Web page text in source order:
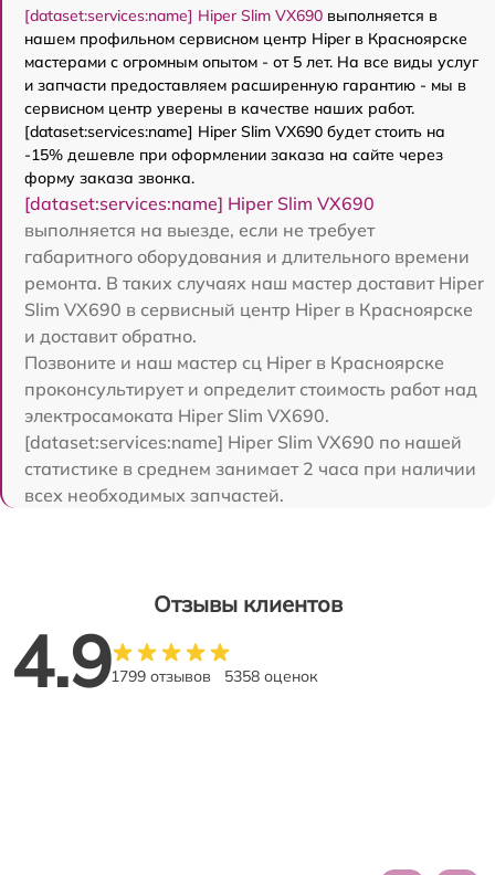
[dataset:services:name] Hiper Slim VX690 выполняется в
нашем профильном сервисном центр Hiper в Красноярске
мастерами с огромным опытом - от 5 лет. На все виды услуг
и запчасти предоставляем расширенную гарантию - мы в
сервисном центр уверены в качестве наших работ.
[dataset:services:name] Hiper Slim VX690 будет стоить на
-15% дешевле при оформлении заказа на сайте через
форму заказа звонка.
[dataset:services:name] Hiper Slim VX690
выполняется на выезде, если не требует
габаритного оборудования и длительного времени
ремонта. В таких случаях наш мастер доставит Hiper
Slim VX690 в сервисный центр Hiper в Красноярске
и доставит обратно.
Позвоните и наш мастер сц Hiper в Красноярске
проконсультирует и определит стоимость работ над
электросамоката Hiper Slim VX690.
[dataset:services:name] Hiper Slim VX690 по нашей
статистике в среднем занимает 2 часа при наличии
всех необходимых запчастей.
Отзывы клиентов
4.91799 отзывов 5358 оценок